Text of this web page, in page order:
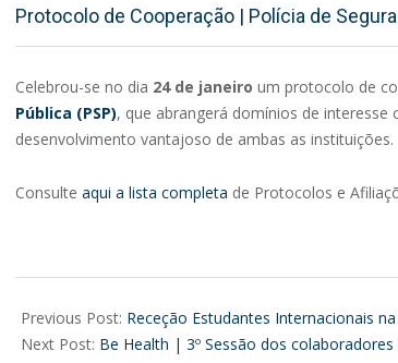
Protocolo de Cooperação | Polícia de
Celebrou-se no dia 24 de janeiro um protocolo de
Pública (PSP), que abrangerá domínios de
desenvolvimento vantajoso de ambas as instituições.
Consulte aqui a lista completa de Protocolos e
01-
25
Previous Post: Receção Estudantes Internacionais na
Next Post: Be Health | 3º Sessão dos colaboradores